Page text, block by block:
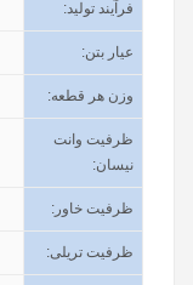
فرآیند تولید:
عیار بتن:
وزن هر قطعه:
ظرفیت وانت
نیسان:
ظرفیت خاور :
ظرفیت تریلی: